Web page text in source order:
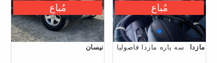
مازدا سه ياره مازدا فاصوليا
مُباع
نیسان
مُباع